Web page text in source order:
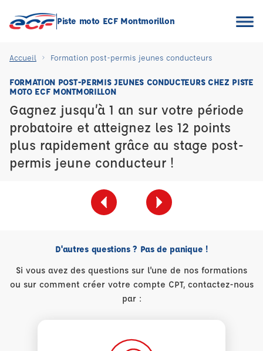
Piste moto ECF Montmorillon
Accueil Formation post-permis jeunes conducteurs
FORMATION POST-PERMIS JEUNES CONDUCTEURS CHEZ PISTE
MOTO ECF MONTMORILLON
Gagnez jusqu’à 1 an sur votre période
probatoire et atteignez les 12 points
plus rapidement grâce au stage post-
permis jeune conducteur !
D'autres questions ? Pas de panique !
Si vous avez des questions sur l'une de nos formations
ou sur comment créer votre compte CPT, contactez-nous
par :